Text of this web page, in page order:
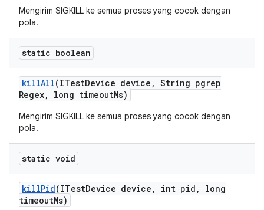
Mengirim SIGKILL ke semua proses yang cocok dengan
pola.
static boolean
killAll(ITestDevice device , String pgrep
Regex, long timeoutMs)
Mengirim SIGKILL ke semua proses yang cocok dengan
pola.
static void
killPid(ITestDevice device , int pid ,
long
timeoutMs)